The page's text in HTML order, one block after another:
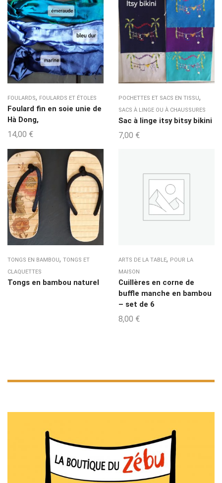
FOULARDS, FOULARDS ET ÉTOLES
Foulard fin en soie unie de
Hà Dong,
14,00 €
POCHETTES ET SACS EN TISSU,
SACS À LINGE OU À CHAUSSURES
Sac à linge itsy bitsy bikini
7,00 €
TONGS EN BAMBOU, TONGS ET
CLAQUETTES
Tongs en bambou naturel
ARTS DE LA TABLE, POUR LA
MAISON
Cuillères en corne de
buffle manche en bambou
– set de 6
8,00 €